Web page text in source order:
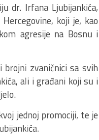
dr. Irfana Ljubijankića,
koji je, kao
agresije na Bosnu i
zvaničnici sa svih
ali i građani koji su i
jednoj promociji, te je